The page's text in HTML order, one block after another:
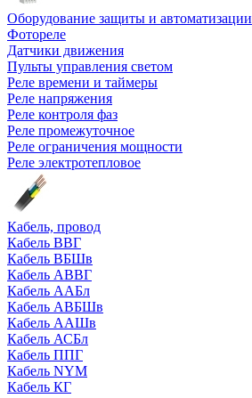
Оборудование защиты и автоматизации
Фотореле
Датчики движения
Пульты управления светом
Реле времени и таймеры
Реле напряжения
Реле контроля фаз
Реле промежуточное
Реле ограничения мощности
Реле электротепловое
Кабель, провод
Кабель ВВГ
Кабель ВБШв
Кабель АВВГ
Кабель ААБл
Кабель АВБШв
Кабель ААШв
Кабель АСБл
Кабель ППГ
Кабель NYM
Кабель КГ